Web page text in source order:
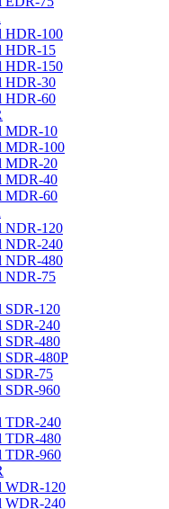
HDR-100
HDR-15
HDR-150
HDR-30
HDR-60
MDR-10
MDR-100
MDR-20
MDR-40
MDR-60
NDR-120
NDR-240
NDR-480
NDR-75
SDR-120
SDR-240
SDR-480
SDR-480P
SDR-75
SDR-960
TDR-240
TDR-480
TDR-960
WDR-120
WDR-240